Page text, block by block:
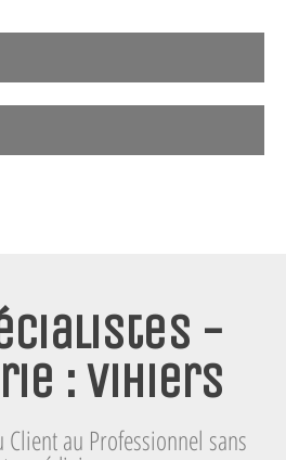
-
: Vihiers
au Professionnel sans